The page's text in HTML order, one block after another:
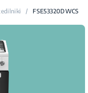
/ FSE53320DWCS